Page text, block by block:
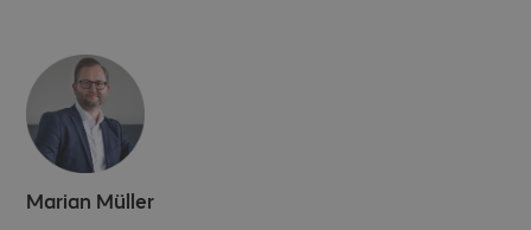
Marian Müller